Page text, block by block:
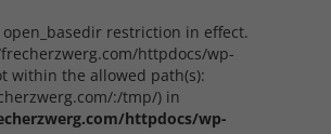
open_basedir restriction in effect.
httpdocs/wp-
within the allowed path(s):
:/tmp/) in
httpdocs/wp-